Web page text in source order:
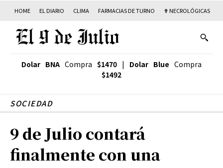
HOME EL DIARIO CLIMA FARMACIAS DE TURNO ✟ NECROLÓGICAS
Dolar BNA Compra $1470 | Dolar Blue Compra
$1492
SOCIEDAD
9 de Julio contará
finalmente con una